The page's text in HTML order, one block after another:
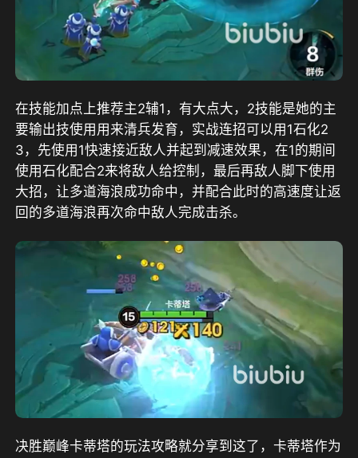
在技能加点上推荐主2辅1，有大点大，2技能是她的主
要输出技使用用来清兵发育，实战连招可以用1石化2
3，先使用1快速接近敌人并起到减速效果，在1的期间
使用石化配合2来将敌人给控制，最后再敌人脚下使用
大招，让多道海浪成功命中，并配合此时的高速度让返
回的多道海浪再次命中敌人完成击杀。
决胜巅峰卡蒂塔的玩法攻略就分享到这了，卡蒂塔作为